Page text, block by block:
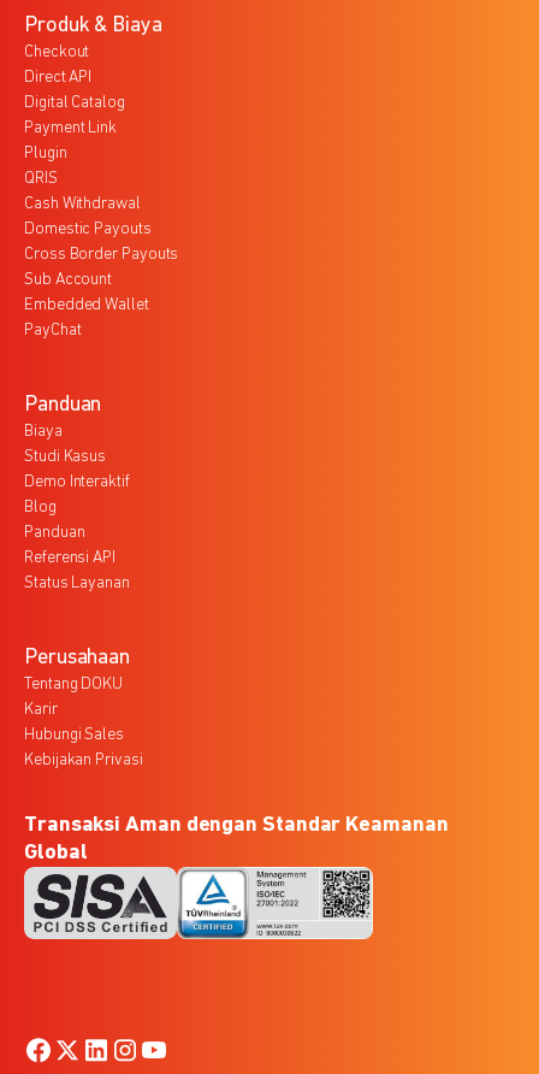
Produk & Biaya
Checkout
Direct API
Digital Catalog
Payment Link
Plugin
QRIS
Cash Withdrawal
Domestic Payouts
Cross Border Payouts
Sub Account
Embedded Wallet
PayChat
Panduan
Biaya
Studi Kasus
Demo Interaktif
Blog
Panduan
Referensi API
Status Layanan
Perusahaan
Tentang DOKU
Karir
Hubungi Sales
Kebijakan Privasi
Transaksi Aman dengan Standar Keamanan
Global